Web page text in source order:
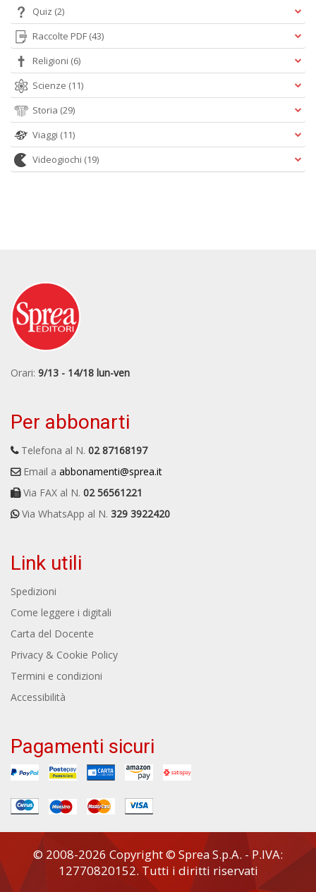
Quiz (2)
Raccolte PDF (43)
Religioni (6)
Scienze (11)
Storia (29)
Viaggi (11)
Videogiochi (19)
Orari: 9/13 - 14/18 lun-ven
Per abbonarti
Telefona al N. 02 87168197
Email a abbonamenti@sprea.it
Via FAX al N. 02 56561221
Via WhatsApp al N. 329 3922420
Link utili
Spedizioni
Come leggere i digitali
Carta del Docente
Privacy & Cookie Policy
Termini e condizioni
Accessibilità
Pagamenti sicuri
© 2008-2026 Copyright © Sprea S.p.A. - P.IVA:
12770820152. Tutti i diritti riservati